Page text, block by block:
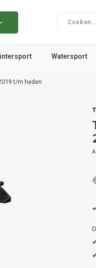
Watersport
t/m heden